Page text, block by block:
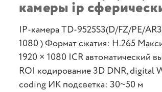
камеры ip
IP-камера TD-9525S3(D/FZ/PE/
1080 ) Формат сжатия: H.265
1920 × 1080 ICR автоматический
ROI кодирование 3D DNR, digital
coding ИК подсветка: 30~50 м